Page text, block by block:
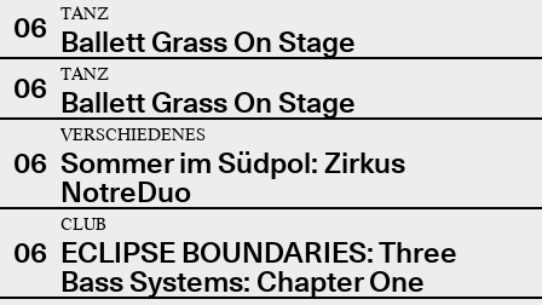
06
TANZ
Ballett Grass On Stage
06
TANZ
Ballett Grass On Stage
06
VERSCHIEDENES
Sommer im Südpol: Zirkus
NotreDuo
06
CLUB
ECLIPSE BOUNDARIES: Three
Bass Systems: Chapter One